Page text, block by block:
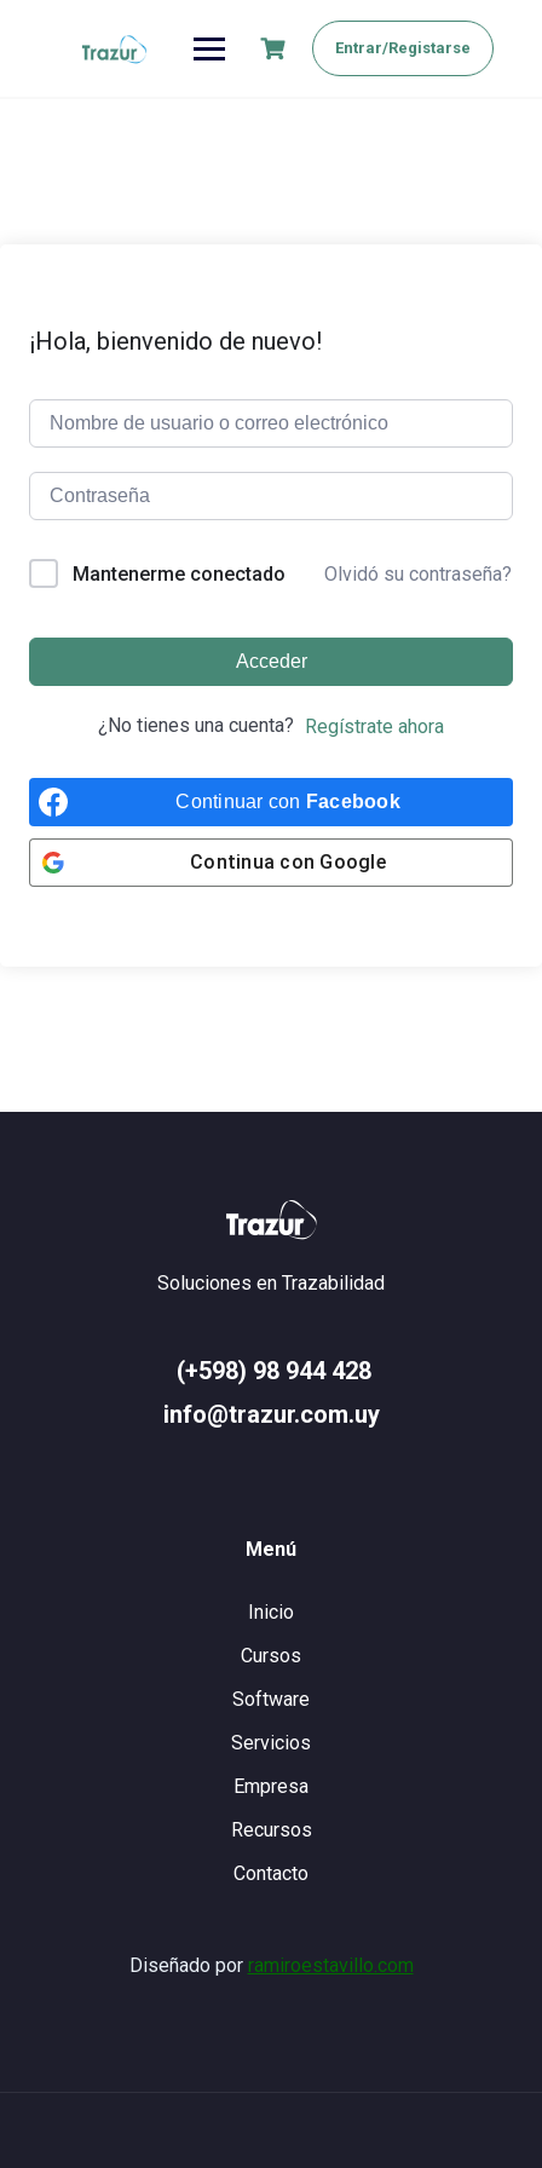
Entrar/Registarse
¡Hola, bienvenido de nuevo!
Mantenerme conectado Olvidó su contraseña?
Acceder
¿No tienes una cuenta? Regístrate ahora
Continuar con Facebook
Continua con Google
Soluciones en Trazabilidad
(+598) 98 944 428
info@trazur.com.uy
Menú
Inicio
Cursos
Software
Servicios
Empresa
Recursos
Contacto
Diseñado por ramiroestavillo.com